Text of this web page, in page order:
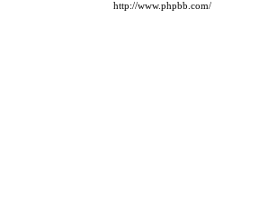
http://www.phpbb.com/